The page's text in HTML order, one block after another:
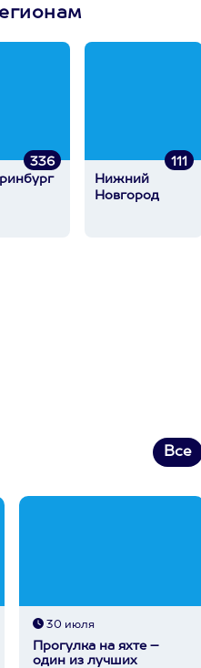
336
111
Нижний
Новгород
Все
30 июля
Прогулка на яхте –
один из лучших